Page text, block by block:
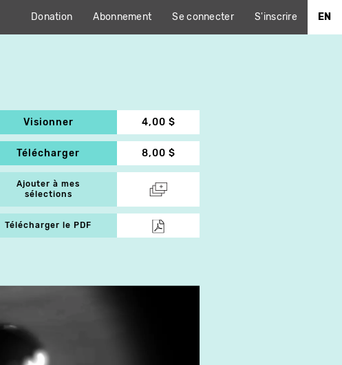
Donation Abonnement Se connecter S'inscrire EN
Visionner 4,00 $
Télécharger 8,00 $
Ajouter à mes
sélections
Télécharger le PDF